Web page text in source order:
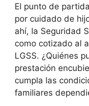
El punto de
por cuidado de
ahí, la Seguridad
como cotizado al
LGSS. ¿Quiénes
prestación
cumpla las
familiares